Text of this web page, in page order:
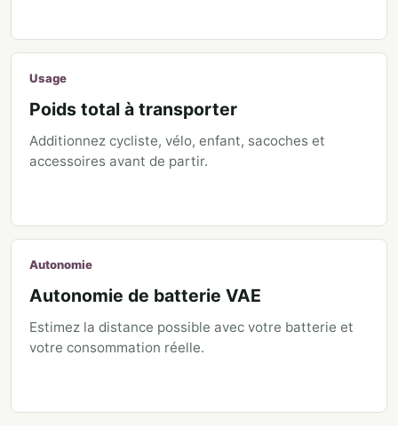
Usage
Poids total à transporter
Additionnez cycliste, vélo, enfant, sacoches et
accessoires avant de partir.
Autonomie
Autonomie de batterie VAE
Estimez la distance possible avec votre batterie et
votre consommation réelle.